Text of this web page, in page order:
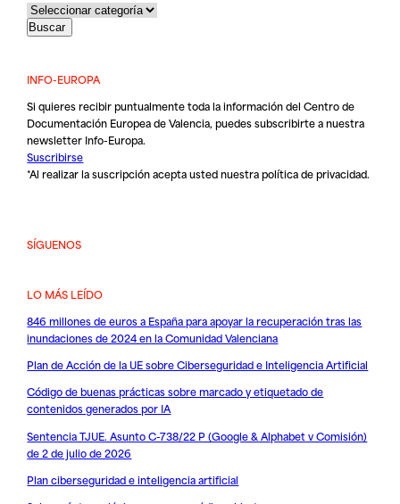
INFO-EUROPA
Si quieres recibir puntualmente toda la información del Centro de
Documentación Europea de Valencia, puedes subscribirte a nuestra
newsletter Info-Europa.
Suscribirse
*Al realizar la suscripción acepta usted nuestrapolítica de privacidad.
SÍGUENOS
LO MÁS LEÍDO
846 millones de euros a España para apoyar la recuperación tras las
inundaciones de 2024 en la Comunidad Valenciana
Plan de Acción de la UE sobre Ciberseguridad e Inteligencia Artificial
Código de buenas prácticas sobre marcado y etiquetado de
contenidos generados por IA
Sentencia TJUE. Asunto C-738/22 P (Google & Alphabet v Comisión)
de 2 de julio de 2026
Plan ciberseguridad e inteligencia artificial